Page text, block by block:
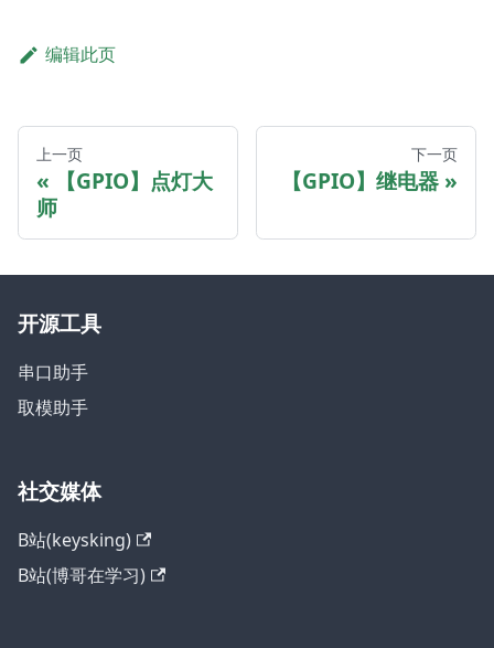
编辑此页
上一页
【GPIO】点灯大
师
下一页
【GPIO】继电器
开源工具
串口助手
取模助手
社交媒体
B站(keysking)
B站(博哥在学习)